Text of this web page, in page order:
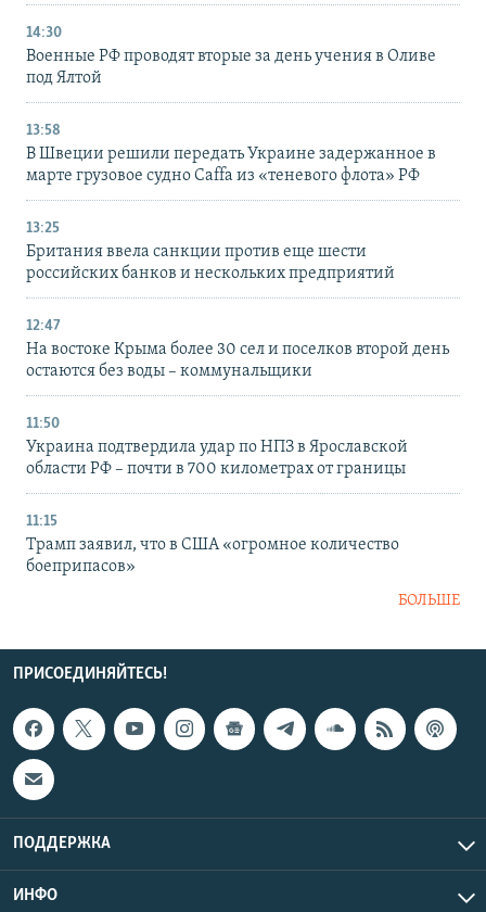
14:30
Военные РФ проводят вторые за день учения в Оливе
под Ялтой
13:58
В Швеции решили передать Украине задержанное в
марте грузовое судно Caffa из «теневого флота» РФ
13:25
Британия ввела санкции против еще шести
российских банков и нескольких предприятий
12:47
На востоке Крыма более 30 сел и поселков второй день
остаются без воды – коммунальщики
11:50
Украина подтвердила удар по НПЗ в Ярославской
области РФ – почти в 700 километрах от границы
11:15
Трамп заявил, что в США «огромное количество
боеприпасов»
БОЛЬШЕ
ПРИСОЕДИНЯЙТЕСЬ!
ПОДДЕРЖКА
ИНФО